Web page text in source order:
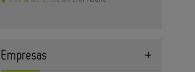
Empresas